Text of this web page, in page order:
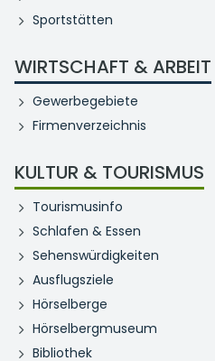
Sportstätten
WIRTSCHAFT & ARBEIT
Gewerbegebiete
Firmenverzeichnis
KULTUR & TOURISMUS
Tourismusinfo
Schlafen & Essen
Sehenswürdigkeiten
Ausflugsziele
Hörselberge
Hörselbergmuseum
Bibliothek